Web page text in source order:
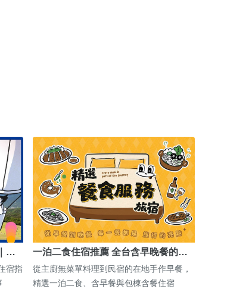
…
宿指
一泊二食住宿推薦 全台含早晚餐的…
從主廚無菜單料理到民宿的在地手作早餐，
精選一泊二食、含早餐與包棟含餐住宿